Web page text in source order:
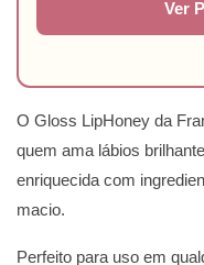
Ver
O Gloss LipHoney da
quem ama lábios
enriquecida com
macio.
Perfeito para uso em